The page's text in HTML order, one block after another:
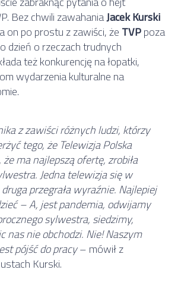
Bez chwili zawahaniaJacek Kurski
on po prostu z zawiści, żeTVPpoza
dzień o rzeczach trudnych
też konkurencję na łopatki,
wydarzenia kulturalne na
z zawiści różnych ludzi, którzy
tego, że Telewizja Polska
ma najlepszą ofertę, zrobiła
Jedna telewizja się w
przegrała wyraźnie. Najlepiej
– A, jest pandemia, odwijamy
sylwestra, siedzimy,
nas nie obchodzi. Nie! Naszym
pójść do pracy– mówił z
Kurski.